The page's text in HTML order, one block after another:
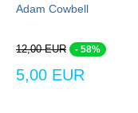
Adam Cowbell
12,00 EUR - 58%
5,00 EUR